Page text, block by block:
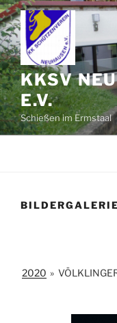
Zum
Inhalt
springen
KKSV
E.V.
Schießen im Ermstaal
BILDERGALERIE
2020 »